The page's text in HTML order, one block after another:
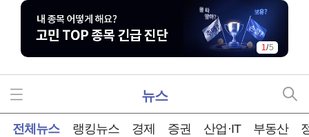
1/5
뉴스
전체뉴스 랭킹뉴스 경제 증권 산업·IT 부동산